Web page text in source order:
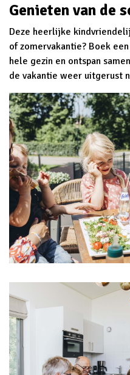
Genieten van de
Deze heerlijke
of zomervakantie? Boek
hele gezin en ontspan
de vakantie weer uitgerust